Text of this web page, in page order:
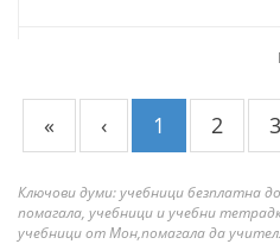
« ‹ 1 2 3
Ключови думи: учебници безплатна
помагала, учебници и учебни
учебници от Мон,помагала да